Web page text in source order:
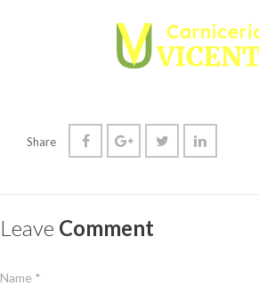
Share
Leave Comment
Name *